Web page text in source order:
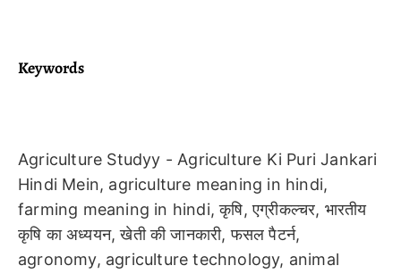
Keywords
Agriculture Studyy - Agriculture Ki Puri Jankari
Hindi Mein, agriculture meaning in hindi,
farming meaning in hindi, कृषि, एग्रीकल्चर, भारतीय
कृषि का अध्ययन, खेती की जानकारी, फसल पैटर्न,
agronomy, agriculture technology, animal